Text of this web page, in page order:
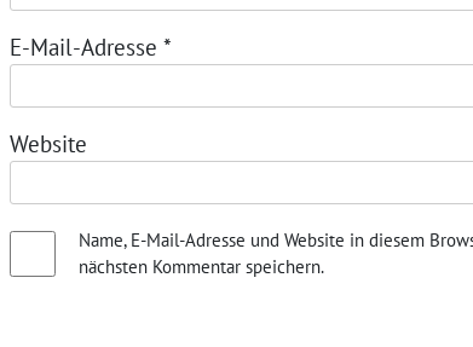
E-Mail-Adresse *
Website
Name, E-Mail-Adresse und Website in diesem
nächsten Kommentar speichern.